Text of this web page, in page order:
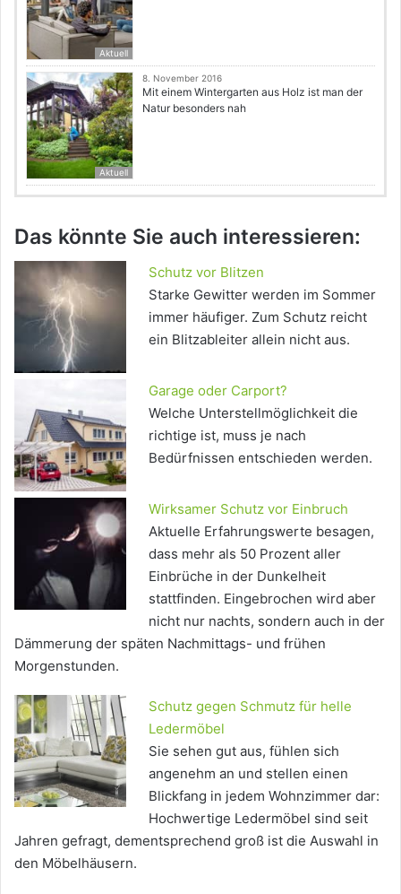
Aktuell
Aktuell
8. November 2016
Mit einem Wintergarten aus Holz ist man der
Natur besonders nah
Das könnte Sie auch interessieren:
Schutz vor Blitzen
Starke Gewitter werden im Sommer
immer häufiger. Zum Schutz reicht
ein Blitzableiter allein nicht aus.
Garage oder Carport?
Welche Unterstellmöglichkeit die
richtige ist, muss je nach
Bedürfnissen entschieden werden.
Wirksamer Schutz vor Einbruch
Aktuelle Erfahrungswerte besagen,
dass mehr als 50 Prozent aller
Einbrüche in der Dunkelheit
stattfinden. Eingebrochen wird aber
nicht nur nachts, sondern auch in der
Dämmerung der späten Nachmittags- und frühen
Morgenstunden.
Schutz gegen Schmutz für helle
Ledermöbel
Sie sehen gut aus, fühlen sich
angenehm an und stellen einen
Blickfang in jedem Wohnzimmer dar:
Hochwertige Ledermöbel sind seit
Jahren gefragt, dementsprechend groß ist die Auswahl in
den Möbelhäusern.